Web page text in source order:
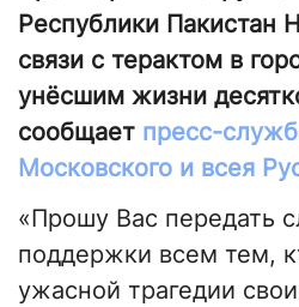
Республики Пакистан
связи с терактом в
унёсшим жизни
сообщает пресс-
Московского и всея
«Прошу Вас передать
поддержки всем тем,
ужасной трагедии